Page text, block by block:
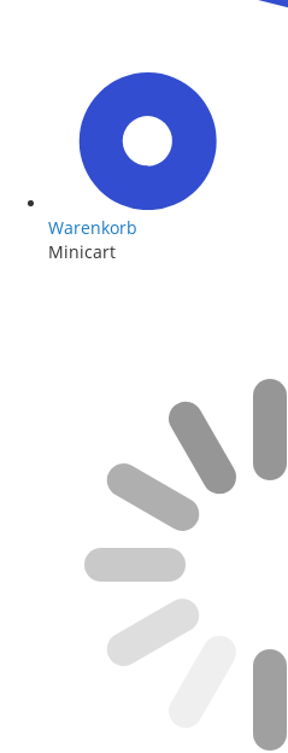
Warenkorb
Minicart